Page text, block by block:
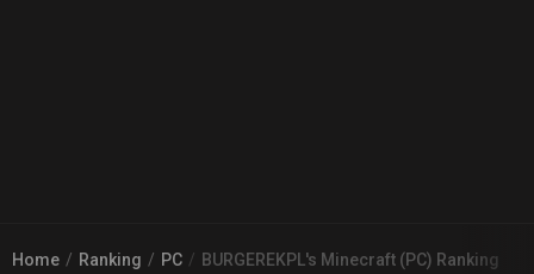
Home Ranking PC BURGEREKPL's Minecraft (PC) Ranking